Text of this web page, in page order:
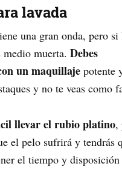
lavada
una gran onda, pero si
muerta. Debes
un maquillaje potente
y no te veas como
llevar el rubio platino,
el pelo sufrirá y tendrás
el tiempo y disposición